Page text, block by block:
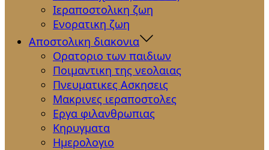
Ιεραποστολικη ζωη
Ενορατικη ζωη
Αποστολικη διακονια
Ορατοριο των παιδιων
Ποιμαντικη της νεολαιας
Πνευματικες Ασκησεις
Μακρινες ιεραποστολες
Εργα φιλανθρωπιας
Κηρυγματα
Ημερολογιο